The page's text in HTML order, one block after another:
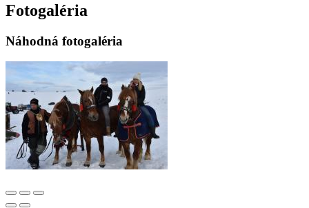
Fotogaléria
Náhodná fotogaléria